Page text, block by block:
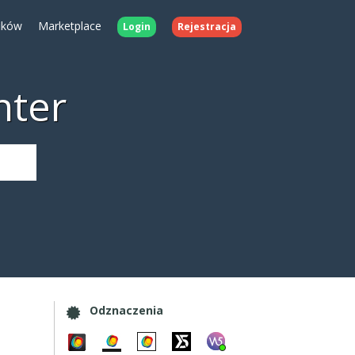
Marketplace Login Rejestracja
Odznaczenia